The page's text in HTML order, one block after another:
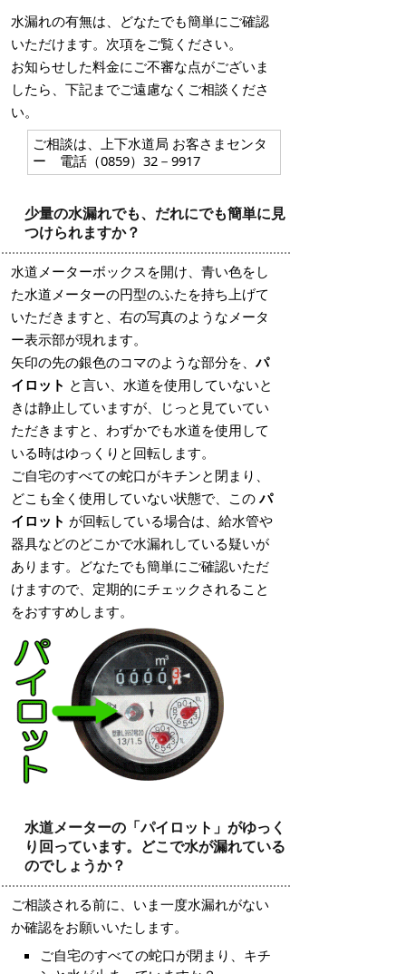
水漏れの有無は、どなたでも簡単にご確認
いただけます。次項をご覧ください。
お知らせした料金にご不審な点がございま
したら、下記までご遠慮なくご相談くださ
い。
ご相談は、上下水道局 お客さまセンタ
ー 電話（0859）32－9917
少量の水漏れでも、だれにでも簡単に見
つけられますか？
水道メーターボックスを開け、青い色をし
た水道メーターの円型のふたを持ち上げて
いただきますと、右の写真のようなメータ
ー表示部が現れます。
矢印の先の銀色のコマのような部分を、 パ
イロット と言い、水道を使用していないと
きは静止していますが、じっと見ていてい
ただきますと、わずかでも水道を使用して
いる時はゆっくりと回転します。
ご自宅のすべての蛇口がキチンと閉まり、
どこも全く使用していない状態で、この パ
イロット が回転している場合は、給水管や
器具などのどこかで水漏れしている疑いが
あります。どなたでも簡単にご確認いただ
けますので、定期的にチェックされること
をおすすめします。
水道メーターの「パイロット」がゆっく
り回っています。どこで水が漏れている
のでしょうか？
ご相談される前に、いま一度水漏れがない
か確認をお願いいたします。
ご自宅のすべての蛇口が閉まり、キチ